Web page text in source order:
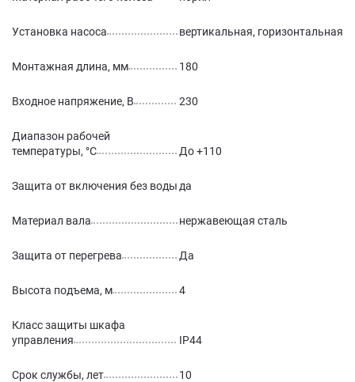
Установка насоса вертикальная, горизонтальная
Монтажная длина, мм 180
Входное напряжение, В 230
Диапазон рабочей
температуры, °С
До +110
Защита от включения без воды да
Материал вала нержавеющая сталь
Защита от перегрева Да
Высота подъема, м 4
Класс защиты шкафа
управления
IP44
Срок службы, лет 10